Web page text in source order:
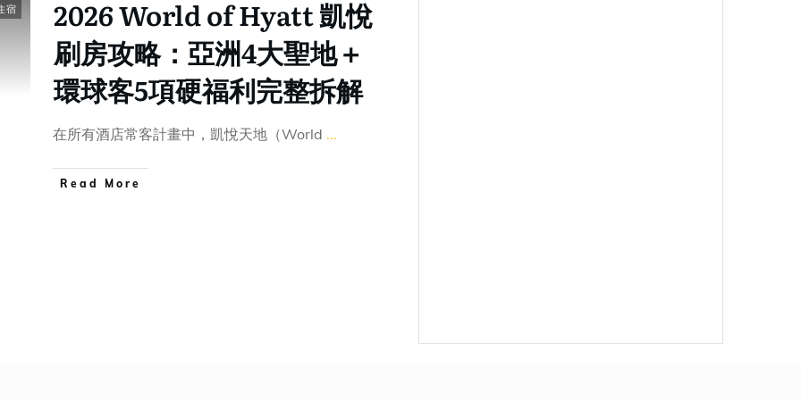
宿
2026 World of Hyatt 凱悅
刷房攻略：亞洲4大聖地＋
環球客5項硬福利完整拆解
在所有酒店常客計畫中，凱悅天地（World ...
Read More